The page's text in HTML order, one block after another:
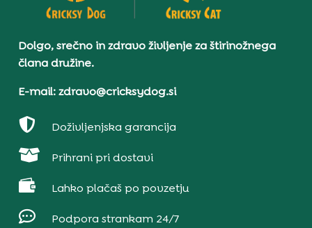
Dolgo, srečno in zdravo življenje za štirinožnega
člana družine.
E-mail: zdravo@cricksydog.si
 Doživljenjska garancija
 Prihrani pri dostavi
 Lahko plačaš po povzetju
 Podpora strankam 24/7